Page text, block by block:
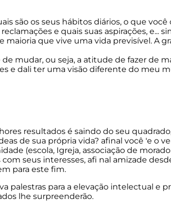
são os seus hábitos diários, o que
e quais suas aspirações, e...
que vive uma vida previsível. A
mudar, ou seja, a atitude de fazer de
e dali ter uma visão diferente do meu
resultados é saindo do seu
de sua própria vida? afinal você 'e o
(escola, Igreja, associação de
seus interesses, afi nal amizade
para este fim.
palestras para a elevação intelectual e
lhe surpreenderão.